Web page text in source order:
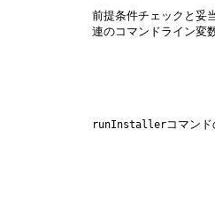
前提条件チェックと妥
連のコマンドライン変
runInstallerコマン